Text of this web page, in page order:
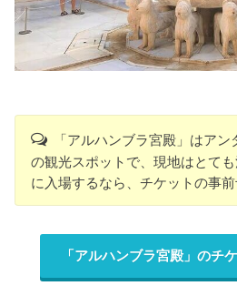
「アルハンブラ宮殿」はア
の観光スポットで、現地はとて
に入場するなら、チケットの事前
「アルハンブラ宮殿」のチ